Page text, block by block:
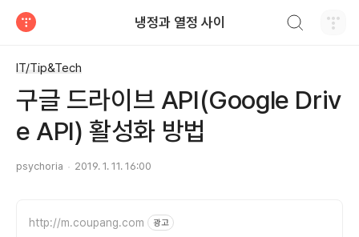
냉정과 열정 사이
IT/Tip&Tech
구글 드라이브 API(Google Driv
e API) 활성화 방법
psychoria 2019. 1. 11. 16:00
http://m.coupang.com 광고